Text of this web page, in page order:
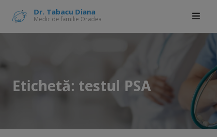
content
Dr. Tabacu Diana
Medic de familie Oradea
Etichetă: testul PSA